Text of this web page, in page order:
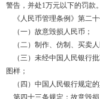
警告，并处1万元以下的罚款。
《人民币管理条例》第二十
（一）故意毁损人民币；
（二）制作、仿制、买卖人
（三）未经中国人民银行
图样；
（四）中国人民银行规定的
第四十三条规定：故意毁